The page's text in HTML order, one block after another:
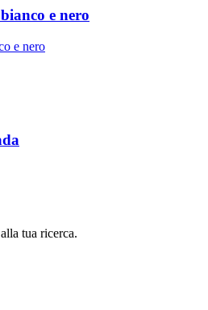
e nero
tua ricerca.